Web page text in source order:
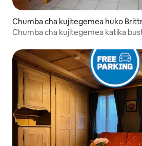
Chumba cha kujitegemea huko
Chumba cha kujitegemea katika